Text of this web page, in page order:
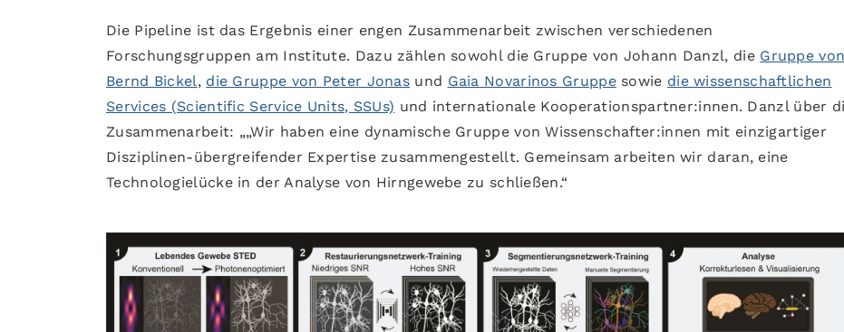
Die Pipeline ist das Ergebnis einer engen Zusammenarbeit zwischen verschiedenen
Forschungsgruppen am Institute. Dazu zählen sowohl die Gruppe von Johann Danzl, die Gruppe von
Bernd Bickel, die Gruppe von Peter Jonas und Gaia Novarinos Gruppesowie die wissenschaftlichen
Services (Scientific Service Units, SSUs) und internationale Kooperationspartner:innen. Danzl über
Zusammenarbeit: „„Wir haben eine dynamische Gruppe von Wissenschafter:innen mit einzigartiger
Disziplinen-übergreifender Expertise zusammengestellt. Gemeinsam arbeiten wir daran, eine
Technologielücke in der Analyse von Hirngewebe zu schließen.“